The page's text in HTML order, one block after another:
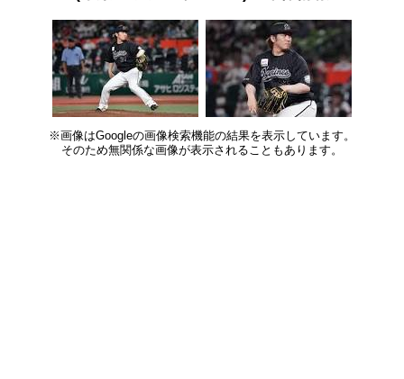
※画像はGoogleの画像検索機能の結果を表示しています。
そのため無関係な画像が表示されることもあります。